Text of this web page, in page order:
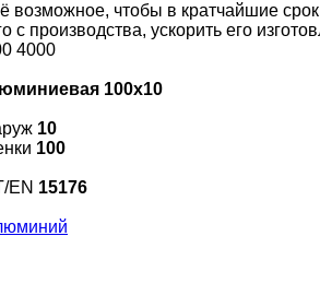
возможное, чтобы в кратчайшие
с производства, ускорить его
100х10
10
100
EN 15176